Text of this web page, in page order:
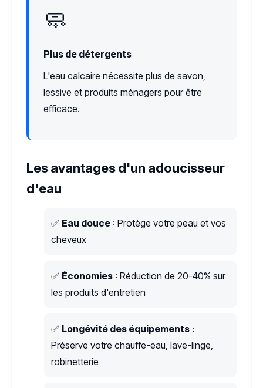
🧼
Plus de détergents
L'eau calcaire nécessite plus de savon,
lessive et produits ménagers pour être
efficace.
Les avantages d'un adoucisseur
d'eau
✅ Eau douce : Protège votre peau et vos
cheveux
✅ Économies : Réduction de 20-40% sur
les produits d'entretien
✅ Longévité des équipements :
Préserve votre chauffe-eau, lave-linge,
robinetterie